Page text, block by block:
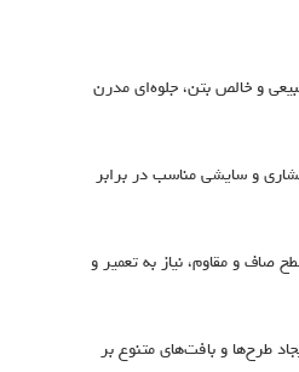
و خالص بتن، جلوه‌ای مدرن
و سایشی مناسب در برابر
صاف و مقاوم، نیاز به تعمیر و
طرح‌ها و بافت‌های متنوع بر